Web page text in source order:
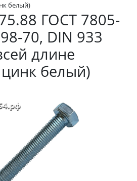
белый)
ГОСТ 7805-
70, DIN 933
длине
белый)